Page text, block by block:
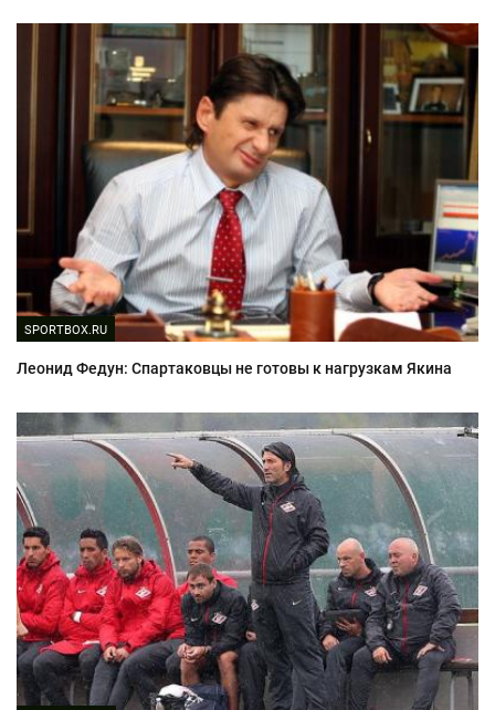
SPORTBOX.RU
Леонид Федун: Спартаковцы не готовы к нагрузкам Якина